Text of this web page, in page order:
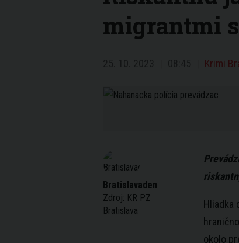
migrantmi
Krimi
Bratislavaden
Zdroj: KR PZ
Bratislava
Hliadka
okolo